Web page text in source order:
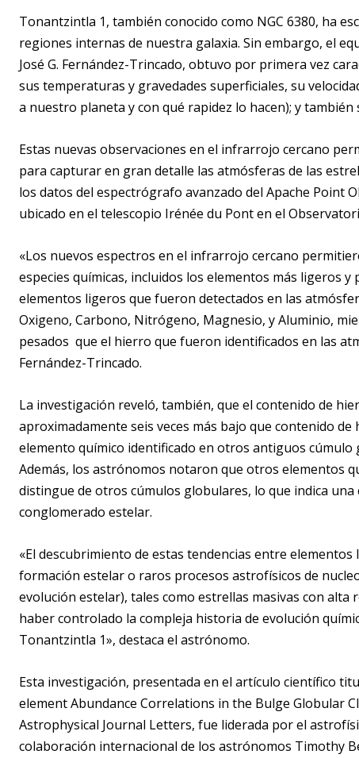
Tonantzintla 1, también conocido como NGC 6380, ha
regiones internas de nuestra galaxia. Sin embargo, el
José G. Fernández-Trincado, obtuvo por primera vez
sus temperaturas y gravedades superficiales, su
a nuestro planeta y con qué rapidez lo hacen); y también
Estas nuevas observaciones en el infrarrojo cercano
para capturar en gran detalle las atmósferas de las
los datos del espectrógrafo avanzado del Apache Point
ubicado en el telescopio Irénée du Pont en el
«Los nuevos espectros en el infrarrojo cercano
especies químicas, incluidos los elementos más ligeros
elementos ligeros que fueron detectados en las
Oxigeno, Carbono, Nitrógeno, Magnesio, y Aluminio,
pesados que el hierro que fueron identificados en las
Fernández-Trincado.
La investigación reveló, también, que el contenido de
aproximadamente seis veces más bajo que contenido
elemento químico identificado en otros antiguos cúmulo
Además, los astrónomos notaron que otros elementos
distingue de otros cúmulos globulares, lo que indica
conglomerado estelar.
«El descubrimiento de estas tendencias entre
formación estelar o raros procesos astrofísicos de
evolución estelar), tales como estrellas masivas con
haber controlado la compleja historia de evolución
Tonantzintla 1», destaca el astrónomo.
Esta investigación, presentada en el artículo científico
element Abundance Correlations in the Bulge Globular
Astrophysical Journal Letters, fue liderada por el
colaboración internacional de los astrónomos Timothy